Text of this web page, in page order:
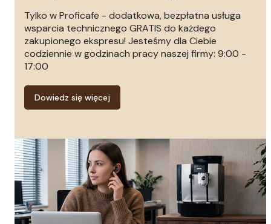
Tylko w Proficafe - dodatkowa, bezpłatna usługa
wsparcia technicznego GRATIS do każdego
zakupionego ekspresu! Jesteśmy dla Ciebie
codziennie w godzinach pracy naszej firmy: 9:00 -
17:00
Dowiedz się więcej